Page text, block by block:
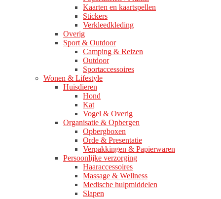
Kaarten en kaartspellen
Stickers
Verkleedkleding
Overig
Sport & Outdoor
Camping & Reizen
Outdoor
Sportaccessoires
Wonen & Lifestyle
Huisdieren
Hond
Kat
Vogel & Overig
Organisatie & Opbergen
Opbergboxen
Orde & Presentatie
Verpakkingen & Papierwaren
Persoonlijke verzorging
Haaraccessoires
Massage & Wellness
Medische hulpmiddelen
Slapen